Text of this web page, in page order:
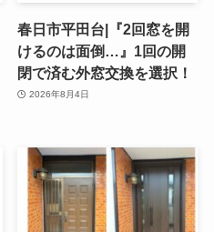
春日市平田台|『2回窓を開
けるのは面倒…』1回の開
閉で済む外窓交換を選択！
2026年8月4日